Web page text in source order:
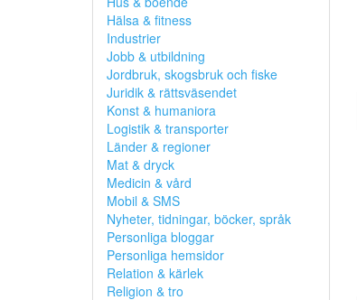
Hälsa & fitness
Industrier
Jobb & utbildning
Jordbruk, skogsbruk och fiske
Juridik & rättsväsendet
Konst & humaniora
Logistik & transporter
Länder & regioner
Mat & dryck
Medicin & vård
Mobil & SMS
Nyheter, tidningar, böcker, språk
Personliga bloggar
Personliga hemsidor
Relation & kärlek
Religion & tro